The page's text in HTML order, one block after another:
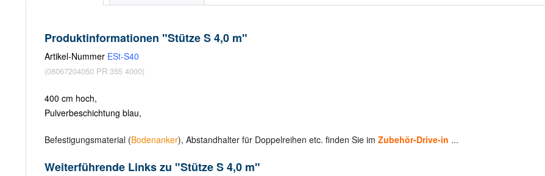
Produktinformationen "Stütze S 4,0 m"
Artikel-Nummer ESt-S40
(08067204050 PR 355 4000)
400 cm hoch,
Pulverbeschichtung blau,
Befestigungsmaterial (Bodenanker), Abstandhalter für Doppelreihen etc. finden Sie im Zubehör-Drive-in ...
Weiterführende Links zu "Stütze S 4,0 m"